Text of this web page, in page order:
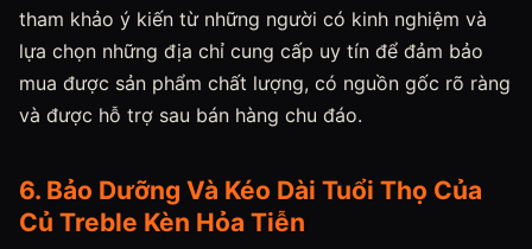
tham khảo ý kiến từ những người có kinh nghiệm và
lựa chọn những địa chỉ cung cấp uy tín để đảm bảo
mua được sản phẩm chất lượng, có nguồn gốc rõ ràng
và được hỗ trợ sau bán hàng chu đáo.
6. Bảo Dưỡng Và Kéo Dài Tuổi Thọ Của
Củ Treble Kèn Hỏa Tiễn